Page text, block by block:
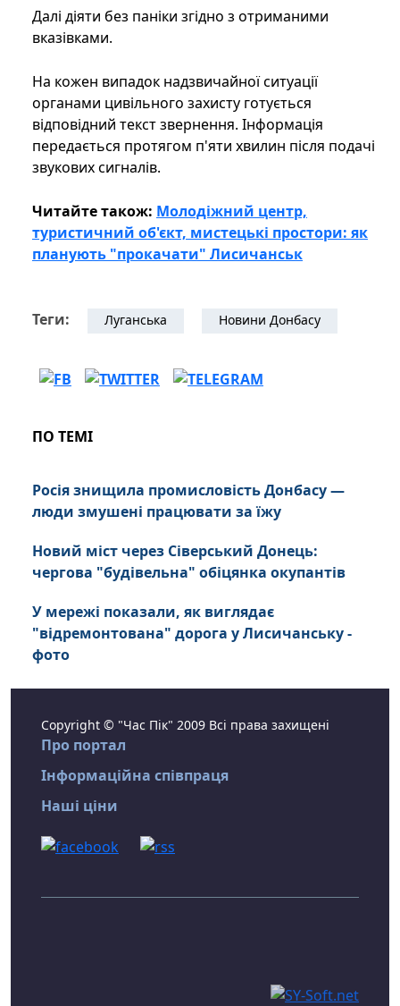
Далі діяти без паніки згідно з отриманими
вказівками.
На кожен випадок надзвичайної ситуації
органами цивільного захисту готується
відповідний текст звернення. Інформація
передається протягом п'яти хвилин після подачі
звукових сигналів.
Читайте також: Молодіжний центр,
туристичний об'єкт, мистецькі простори: як
планують "прокачати" Лисичанськ
Теги: Луганська Новини Донбасу
ПО ТЕМІ
Росія знищила промисловість Донбасу —
люди змушені працювати за їжу
Новий міст через Сіверський Донець:
чергова "будівельна" обіцянка окупантів
У мережі показали, як виглядає
"відремонтована" дорога у Лисичанську -
фото
Copyright © "Час Пік" 2009 Всі права захищені
Про портал
Інформаційна співпраця
Наші ціни